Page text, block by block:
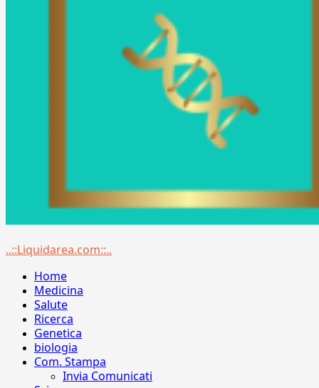
Menu
..::Liquidarea.com::..
Home
Medicina
Salute
Ricerca
Genetica
biologia
Com. Stampa
Invia Comunicati